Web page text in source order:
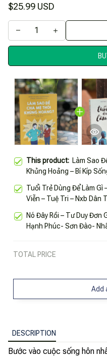
$25.99 USD
This product: Làm Sao
Khủng Hoảng – Bí Kíp
Con – Anne Claire
Corazza Minh Họa – Nhã
Thế Giới (Bìa Mềm)
Tuổi Trẻ Dùng Để Làm Gì
Viễn – Tuệ Tri – Nxb Dân
Nó Đây Rồi – Tư Duy Đơn
Hạnh Phúc- Sơn Đào-
TOTAL PRICE
Add
DESCRIPTION
Bước vào cuộc sống hôn